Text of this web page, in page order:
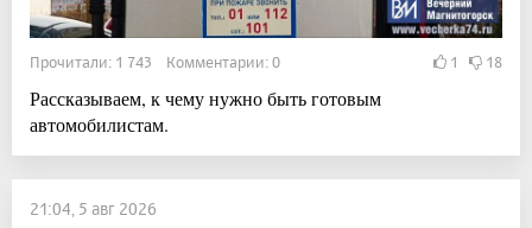
Прочитали: 1 743 Комментарии: 0 1 18
Рассказываем, к чему нужно быть готовым
автомобилистам.
21:04, 5 авг 2026